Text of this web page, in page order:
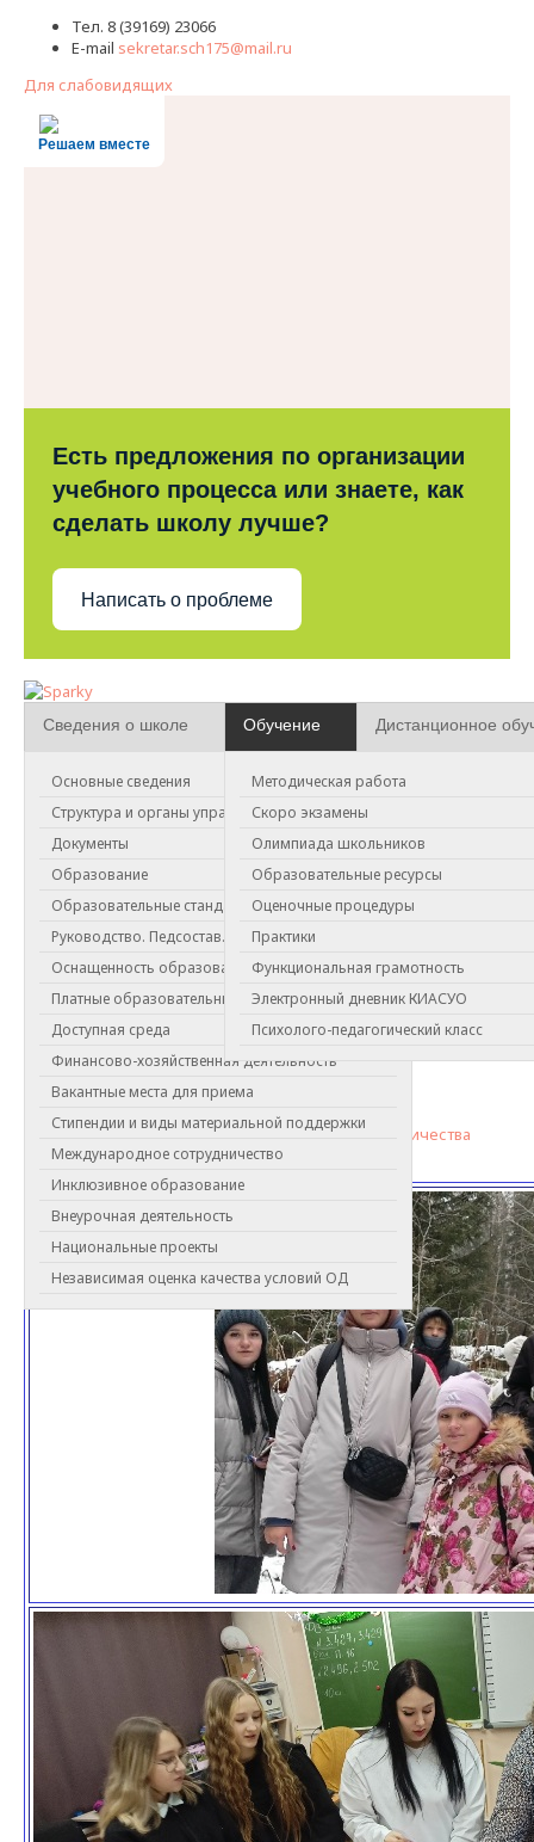
Тел. 8 (39169) 23066
E-mail sekretar.sch175@mail.ru
Для слабовидящих
Решаем вместе
Есть предложения по организации
учебного процесса или знаете, как
сделать школу лучше?
Написать о проблеме
Сведения о школе
Основные сведения
Структура и органы управления
Документы
Образование
Образовательные стандарты
Руководство. Педсостав.
Оснащенность образовательного процесса
Платные образовательные услуги
Доступная среда
Финансово-хозяйственная деятельность
Вакантные места для приема
Стипендии и виды материальной поддержки
Международное сотрудничество
Инклюзивное образование
Внеурочная деятельность
Национальные проекты
Независимая оценка качества условий ОД
Обучение
Методическая работа
Скоро экзамены
Олимпиада школьников
Образовательные ресурсы
Оценочные процедуры
Практики
Функциональная грамотность
Электронный дневник КИАСУО
Психолого-педагогический класс
Дистанционное
Наставничество
Положение о программе наставничества в МБОУ "СОШ №175"
Приказ об утверждении Положения о наставничестве,
программы наставничества "ПРОвожатый", дорожной карты по
её реализации
Приказ о назначении куратора, ответственного за реализацию
программы наставничества "ПРОвожатый"
Приказ о назначении наставников и формировании
наставнических пар
Программа наставничества "ПРОвожатый"
"Дорожная карта" реализации программы наставничества
"ПРОвожатый"